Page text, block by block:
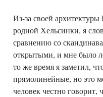
Из-за своей
родной Хельсинки, я
сравнению со
открытыми, и мне было
то же время я заметил,
прямолинейные, но это
человек честно говорит,